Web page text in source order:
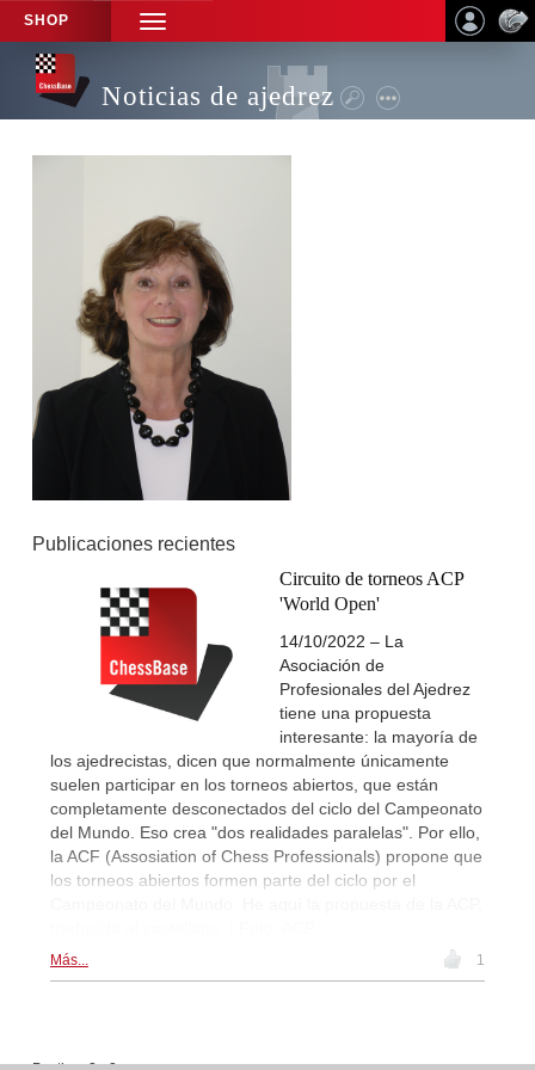
SHOP
TOGGLE
NAVIGATION
Noticias de ajedrez
Publicaciones recientes
Circuito de torneos ACP
'World Open'
14/10/2022 – La
Asociación de
Profesionales del Ajedrez
tiene una propuesta
interesante: la mayoría de
los ajedrecistas, dicen que normalmente únicamente
suelen participar en los torneos abiertos, que están
completamente desconectados del ciclo del Campeonato
del Mundo. Eso crea "dos realidades paralelas". Por ello,
la ACF (Assosiation of Chess Professionals) propone que
los torneos abiertos formen parte del ciclo por el
Más... 1